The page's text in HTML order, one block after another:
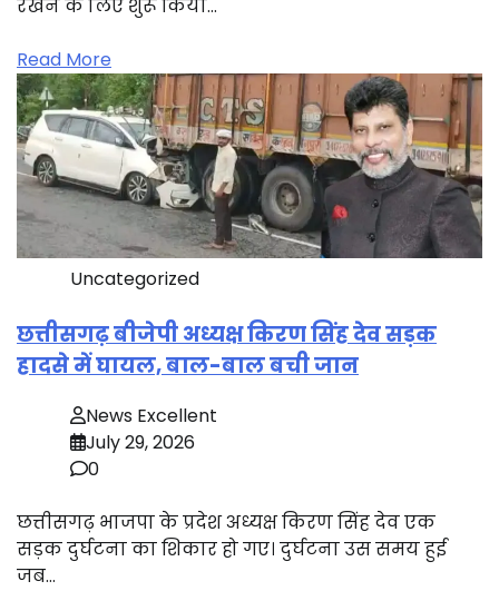
रखने के लिए शुरू किया…
Read More
Uncategorized
छत्तीसगढ़ बीजेपी अध्यक्ष किरण सिंह देव सड़क
हादसे में घायल, बाल-बाल बची जान
News Excellent
July 29, 2026
0
छत्तीसगढ़ भाजपा के प्रदेश अध्यक्ष किरण सिंह देव एक
सड़क दुर्घटना का शिकार हो गए। दुर्घटना उस समय हुई
जब…